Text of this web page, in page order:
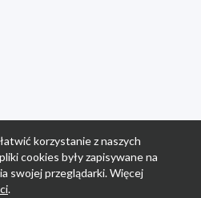
korzystanie z naszych
cookies były zapisywane na
swojej przeglądarki. Więcej
.